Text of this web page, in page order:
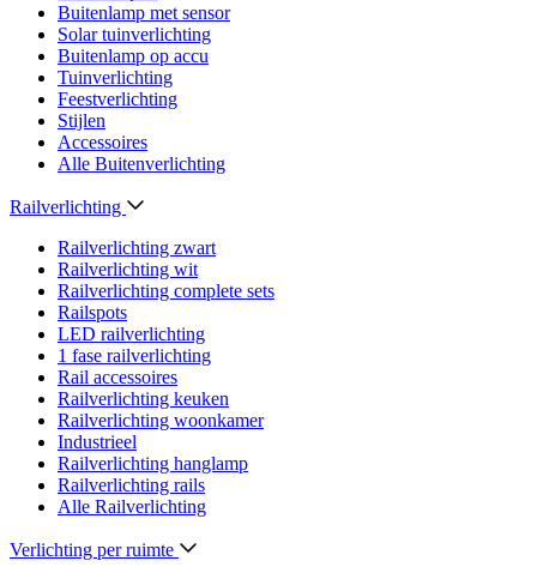
Buitenlamp met sensor
Solar tuinverlichting
Buitenlamp op accu
Tuinverlichting
Feestverlichting
Stijlen
Accessoires
Alle Buitenverlichting
Railverlichting
Railverlichting zwart
Railverlichting wit
Railverlichting complete sets
Railspots
LED railverlichting
1 fase railverlichting
Rail accessoires
Railverlichting keuken
Railverlichting woonkamer
Industrieel
Railverlichting hanglamp
Railverlichting rails
Alle Railverlichting
Verlichting per ruimte